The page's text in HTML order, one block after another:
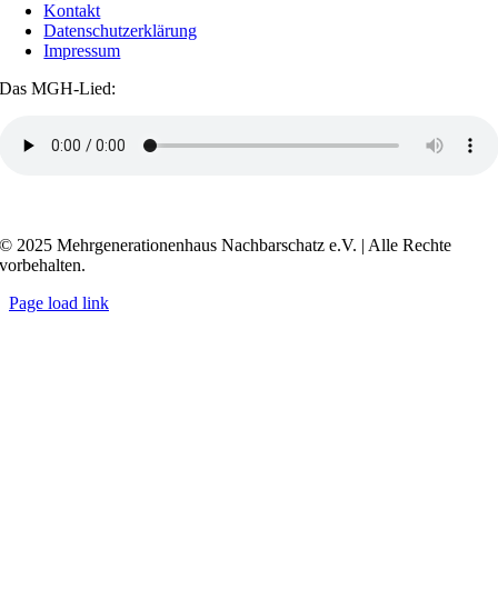
Kontakt
Datenschutzerklärung
Impressum
Das MGH-Lied:
© 2025 Mehrgenerationenhaus Nachbarschatz e.V. | Alle Rechte
vorbehalten.
Page load link